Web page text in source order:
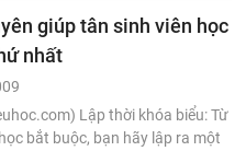
giúp tân sinh viên học
nhất
Lập thời khóa biểu: Từ
bắt buộc, bạn hãy lập ra một